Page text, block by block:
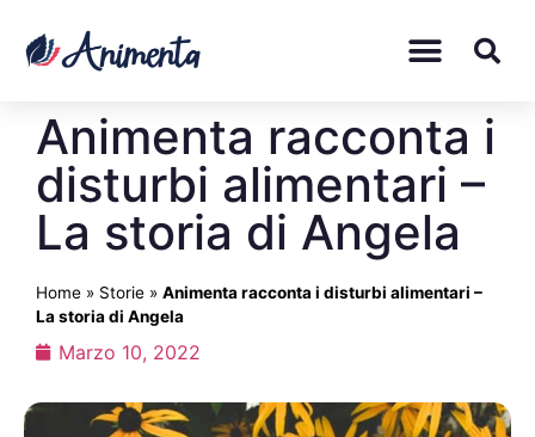
Animenta racconta i
disturbi alimentari –
La storia di Angela
Home » Storie » Animenta racconta i disturbi alimentari –
La storia di Angela
Marzo 10, 2022